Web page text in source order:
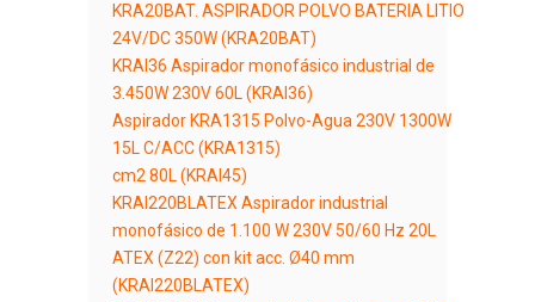
KRA20BAT. ASPIRADOR POLVO BATERIA LITIO
24V/DC 350W (KRA20BAT)
KRAI36 Aspirador monofásico industrial de
3.450W 230V 60L (KRAI36)
Aspirador KRA1315 Polvo-Agua 230V 1300W
15L C/ACC (KRA1315)
cm2 80L (KRAI45)
KRAI220BLATEX Aspirador industrial
monofásico de 1.100 W 230V 50/60 Hz 20L
ATEX (Z22) con kit acc. Ø40 mm
(KRAI220BLATEX)